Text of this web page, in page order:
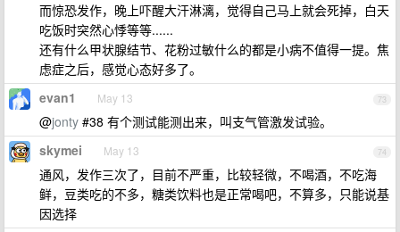
而惊恐发作，晚上吓醒大汗淋漓，觉得自己马上就会死掉，白天
吃饭时突然心悸等等......
还有什么甲状腺结节、花粉过敏什么的都是小病不值得一提。焦
虑症之后，感觉心态好多了。
73
evan1 May 13
@jonty #38 有个测试能测出来，叫支气管激发试验。
74
skymei May 13
通风，发作三次了，目前不严重，比较轻微，不喝酒，不吃海
鲜，豆类吃的不多，糖类饮料也是正常喝吧，不算多，只能说基
因选择